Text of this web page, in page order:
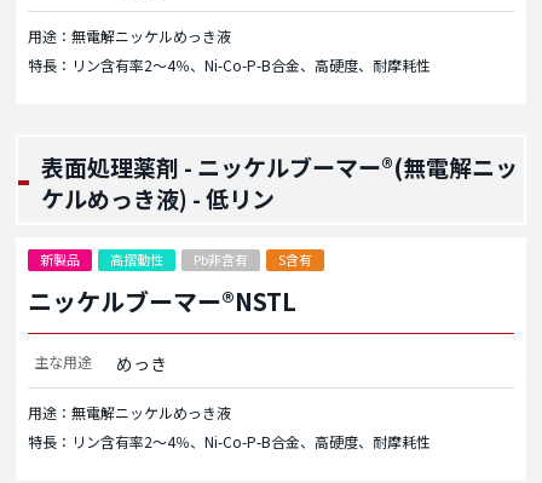
用途：無電解ニッケルめっき液
特長：リン含有率2～4％、Ni-Co-P-B合金、高硬度、耐摩耗性
表面処理薬剤 - ニッケルブーマー®(無電解ニッ
ケルめっき液) - 低リン
新製品 高摺動性 Pb非含有 S含有
ニッケルブーマー®NSTL
主な用途 めっき
用途：無電解ニッケルめっき液
特長：リン含有率2～4％、Ni-Co-P-B合金、高硬度、耐摩耗性